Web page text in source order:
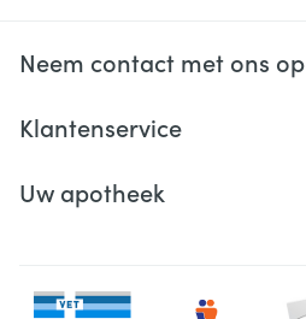
Neem contact met ons op
Klantenservice
Uw apotheek